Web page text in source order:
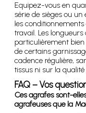
Equipez-vous en
série de sièges ou
les
travail. Les longueurs
particulièrement
de certains
cadence régulière,
tissus ni sur la
FAQ – Vos
Ces agrafes sont-
agrafeuses que la